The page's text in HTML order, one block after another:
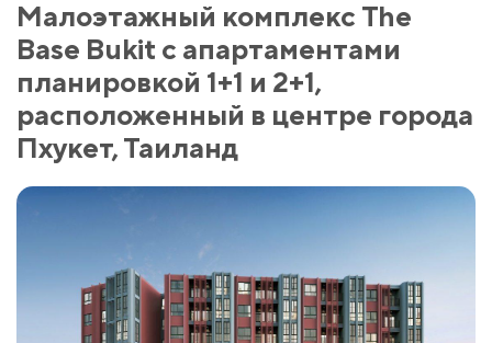
Малоэтажный комплекс The
Base Bukit с апартаментами
планировкой 1+1 и 2+1,
расположенный в центре города
Пхукет, Таиланд